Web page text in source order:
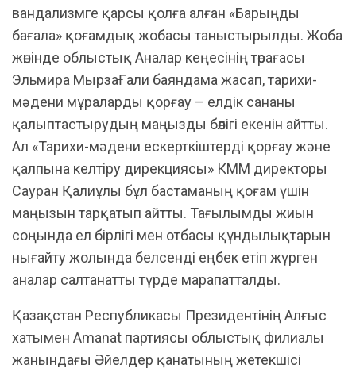
вандализмге қарсы қолға алған «Барыңды
бағала» қоғамдық жобасы таныстырылды. Жоба
жөнінде облыстық Аналар кеңесінің төрағасы
Эльмира МырзаҒали баяндама жасап, тарихи-
мәдени мұраларды қорғау – елдік сананы
қалыптастырудың маңызды бөлігі екенін айтты.
Ал «Тарихи-мәдени ескерткіштерді қорғау және
қалпына келтіру дирекциясы» КММ директоры
Сауран Қалиұлы бұл бастаманың қоғам үшін
маңызын тарқатып айтты. Тағылымды жиын
соңында ел бірлігі мен отбасы құндылықтарын
нығайту жолында белсенді еңбек етіп жүрген
аналар салтанатты түрде марапатталды.
Қазақстан Республикасы Президентінің Алғыс
хатымен Amanat партиясы облыстық филиалы
жанындағы Әйелдер қанатының жетекшісі